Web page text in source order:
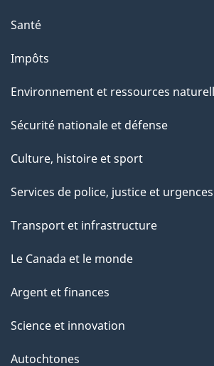
Santé
Impôts
Environnement et ressources
Sécurité nationale et défense
Culture, histoire et sport
Services de police, justice et urgences
Transport et infrastructure
Le Canada et le monde
Argent et finances
Science et innovation
Autochtones